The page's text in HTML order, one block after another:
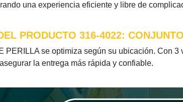
una experiencia eficiente y libre de
PRODUCTO 316-4022:
PERILLA se optimiza según su ubicación. Con
la entrega más rápida y confiable.